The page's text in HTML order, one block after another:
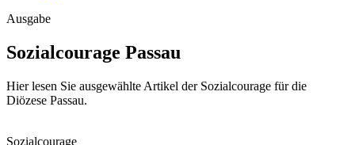
Ausgabe
Sozialcourage Passau
Hier lesen Sie ausgewählte Artikel der Sozialcourage für die
Diözese Passau.
Sozialcourage